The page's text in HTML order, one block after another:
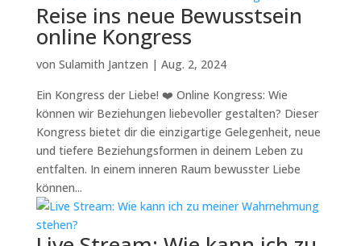
Reise ins neue Bewusstsein
online Kongress
von Sulamith Jantzen | Aug. 2, 2024
Ein Kongress der Liebe! ❤️ Online Kongress: Wie
können wir Beziehungen liebevoller gestalten? Dieser
Kongress bietet dir die einzigartige Gelegenheit, neue
und tiefere Beziehungsformen in deinem Leben zu
entfalten. In einem inneren Raum bewusster Liebe
können...